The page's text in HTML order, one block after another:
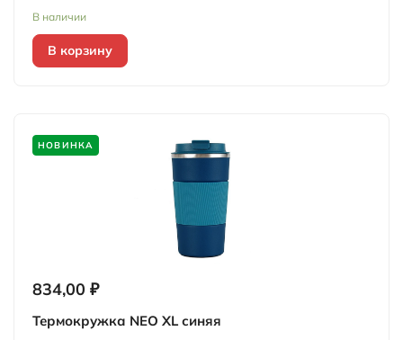
В наличии
В корзину
НОВИНКА
834,00 ₽
Термокружка NEO XL синяя